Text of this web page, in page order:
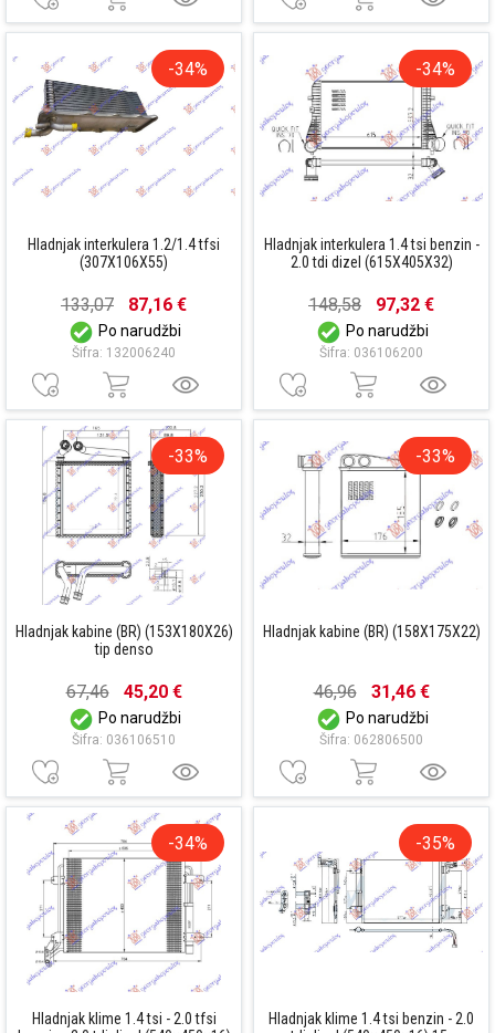
-34%
Hladnjak interkulera 1.2/1.4 tfsi
(307X106X55)
133,07 87,16 €
Po narudžbi
Šifra: 132006240
-34%
Hladnjak interkulera 1.4 tsi benzin -
2.0 tdi dizel (615X405X32)
148,58 97,32 €
Po narudžbi
Šifra: 036106200
-33%
Hladnjak kabine (BR) (153X180X26)
tip denso
67,46 45,20 €
Po narudžbi
Šifra: 036106510
-33%
Hladnjak kabine (BR) (158X175X22)
46,96 31,46 €
Po narudžbi
Šifra: 062806500
-34%
Hladnjak klime 1.4 tsi - 2.0 tfsi
-35%
Hladnjak klime 1.4 tsi benzin - 2.0